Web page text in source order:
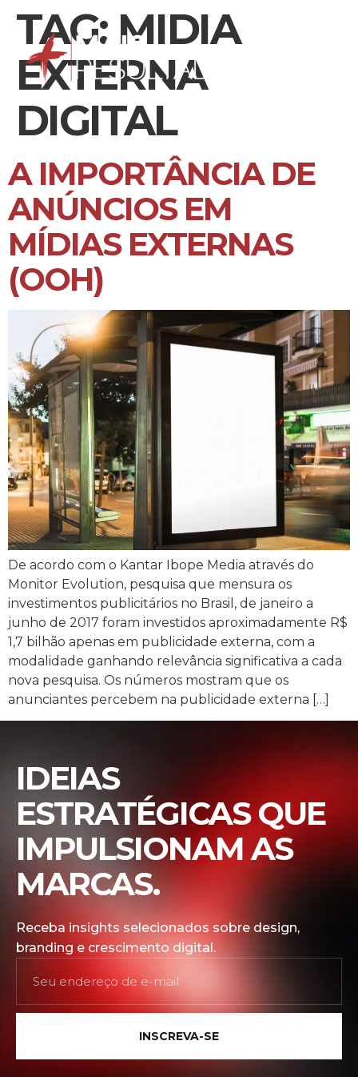
TAG: MIDIA
EXTERNA
DIGITAL
A IMPORTÂNCIA DE
ANÚNCIOS EM
MÍDIAS EXTERNAS
(OOH)
De acordo com o Kantar Ibope Media através do
Monitor Evolution, pesquisa que mensura os
investimentos publicitários no Brasil, de janeiro a
junho de 2017 foram investidos aproximadamente R$
1,7 bilhão apenas em publicidade externa, com a
modalidade ganhando relevância significativa a cada
nova pesquisa. Os números mostram que os
anunciantes percebem na publicidade externa […]
IDEIAS
ESTRATÉGICAS QUE
IMPULSIONAM AS
MARCAS.
Receba insights selecionados sobre design,
branding e crescimento digital.
INSCREVA-SE